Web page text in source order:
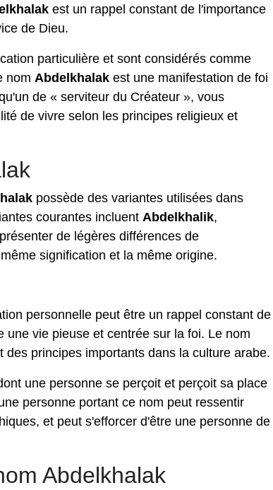
est un rappel constant de l'importance
de Dieu.
particulière et sont considérés comme
nom Abdelkhalak est une manifestation de foi
de « serviteur du Créateur », vous
de vivre selon les principes religieux et
possède des variantes utilisées dans
courantes incluent Abdelkhalik,
de légères différences de
signification et la même origine.
personnelle peut être un rappel constant de
une vie pieuse et centrée sur la foi. Le nom
principes importants dans la culture arabe.
une personne se perçoit et perçoit sa place
personne portant ce nom peut ressentir
et peut s'efforcer d'être une personne de
Abdelkhalak